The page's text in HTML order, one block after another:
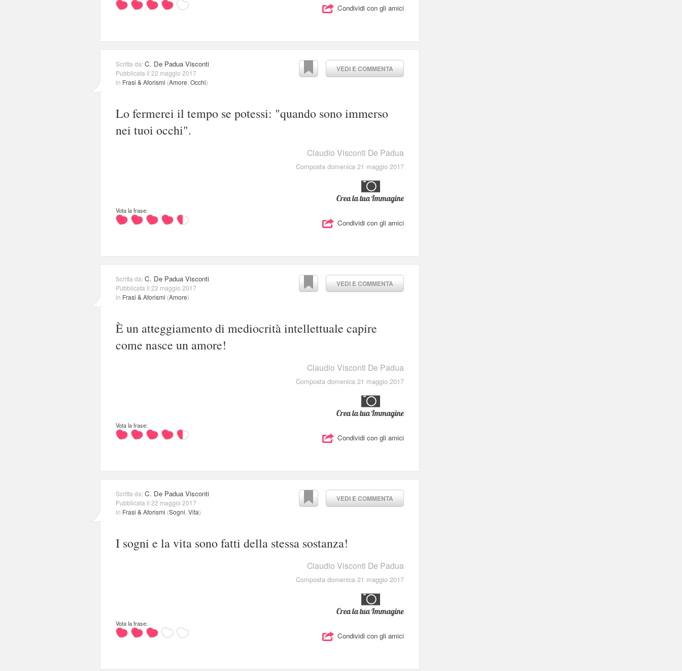
Condividi con gli amici
VEDI E COMMENTA
Scritta da:C. De Padua Visconti
Pubblicata il 22 maggio 2017
in Frasi & Aforismi (Amore Occhi)
Lo fermerei il tempo se potessi: "quando sono immerso
nei tuoi occhi".
Claudio Visconti De Padua
Composta domenica 21 maggio 2017
Crea la tua Immagine
Vota la frase:
Condividi con gli amici
VEDI E COMMENTA
Scritta da:C. De Padua Visconti
Pubblicata il 22 maggio 2017
in Frasi & Aforismi (Amore)
È un atteggiamento di mediocrità intellettuale capire
come nasce un amore!
Claudio Visconti De Padua
Composta domenica 21 maggio 2017
Crea la tua Immagine
Vota la frase:
Condividi con gli amici
VEDI E COMMENTA
Scritta da:C. De Padua Visconti
Pubblicata il 22 maggio 2017
in Frasi & Aforismi (Sogni Vita)
I sogni e la vita sono fatti della stessa sostanza!
Claudio Visconti De Padua
Composta domenica 21 maggio 2017
Crea la tua Immagine
Vota la frase:
Condividi con gli amici